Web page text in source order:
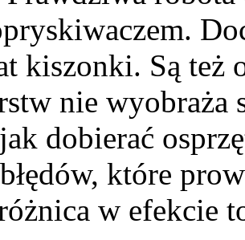
kiszonki. Są
nie wyobraża
dobierać
które
w efekcie